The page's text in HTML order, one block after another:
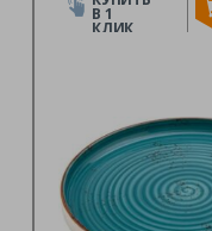
В 1
КЛИК